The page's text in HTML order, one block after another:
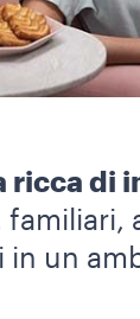
ricca di
un